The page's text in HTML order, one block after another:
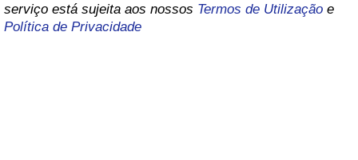
serviço está sujeita aos nossos Termos de Utilização e
Política de Privacidade
Indicador de Crime